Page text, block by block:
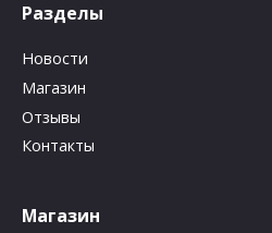
Разделы
Новости
Магазин
Отзывы
Контакты
Магазин